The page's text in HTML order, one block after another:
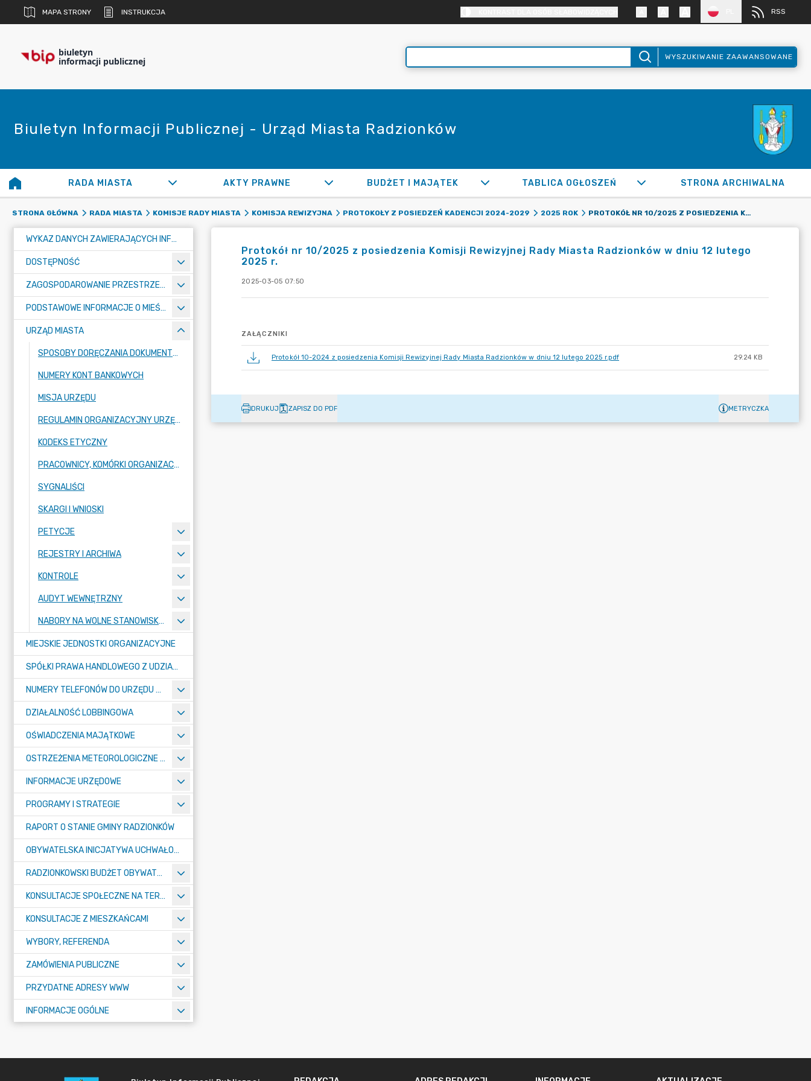
MAPA STRONY INSTRUKCJA RSS
biuletyn
informacji publicznej WYSZUKIWANIE ZAAWANSOWANE
Biuletyn Informacji Publicznej - Urząd Miasta Radzionków
RADA MIASTA AKTY PRAWNE BUDŻET I MAJĄTEK TABLICA OGŁOSZEŃ STRONA ARCHIWALNA
STRONA GŁÓWNA RADA MIASTA KOMISJE RADY MIASTA KOMISJA REWIZYJNA PROTOKOŁY Z POSIEDZEŃ KADENCJI 2024-2029 2025 ROK PROTOKÓŁ NR 10/2025 Z POSIEDZENIA KOMISJI REWIZYJNEJ RADY MIASTA RADZIONKÓW W DNIU 12 LUTEGO 2025 R.
WYKAZ DANYCH ZAWIERAJĄCYCH INFORMACJE O ŚRODOWISKU I JEGO OCHRONIE
DOSTĘPNOŚĆ
ZAGOSPODAROWANIE PRZESTRZENNE
PODSTAWOWE INFORMACJE O MIEŚCIE
URZĄD MIASTA
SPOSOBY DORĘCZANIA DOKUMENTÓW DO URZĘDU MIASTA RADZIONKÓW
NUMERY KONT BANKOWYCH
MISJA URZĘDU
REGULAMIN ORGANIZACYJNY URZĘDU
KODEKS ETYCZNY
PRACOWNICY, KOMÓRKI ORGANIZACYJNE URZĘDU
SYGNALIŚCI
SKARGI I WNIOSKI
PETYCJE
REJESTRY I ARCHIWA
KONTROLE
AUDYT WEWNĘTRZNY
NABORY NA WOLNE STANOWISKA PRACY
MIEJSKIE JEDNOSTKI ORGANIZACYJNE
SPÓŁKI PRAWA HANDLOWEGO Z UDZIAŁEM GMINY
NUMERY TELEFONÓW DO URZĘDU MIASTA, MIEJSKICH JEDNOSTEK ORGANIZACYJNYCH ORAZ SPÓŁEK PRAWA HANDLOWEGO Z UDZIAŁEM GMINY
DZIAŁALNOŚĆ LOBBINGOWA
OŚWIADCZENIA MAJĄTKOWE
OSTRZEŻENIA METEOROLOGICZNE O ZŁYM STANIE POWIETRZA I INNE
INFORMACJE URZĘDOWE
PROGRAMY I STRATEGIE
RAPORT O STANIE GMINY RADZIONKÓW
OBYWATELSKA INICJATYWA UCHWAŁODAWCZA
RADZIONKOWSKI BUDŻET OBYWATELSKI
KONSULTACJE SPOŁECZNE NA TERENIE MIASTA RADZIONKÓW
KONSULTACJE Z MIESZKAŃCAMI
WYBORY, REFERENDA
ZAMÓWIENIA PUBLICZNE
PRZYDATNE ADRESY WWW
INFORMACJE OGÓLNE
Protokół nr 10/2025 z posiedzenia Komisji Rewizyjnej Rady Miasta Radzionków w dniu 12 lutego
2025 r.
2025-03-05 07:50
ZAŁĄCZNIKI
Protokół 10-2024 z posiedzenia Komisji Rewizyjnej Rady Miasta Radzionków w dniu 12 lutego 2025 r.pdf 29.24 KB
DRUKUJ ZAPISZ DO PDF METRYCZKA